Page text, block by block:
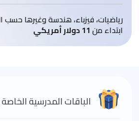
رياضيات، فيزباء، هندسة وغيرها حسب
ابتداء من11 دولار أمريكي
الباقات المدرسية